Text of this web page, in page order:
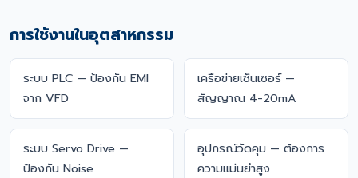
การใช้งานในอุตสาหกรรม
ระบบ PLC — ป้องกัน EMI
จาก VFD
เครือข่ายเซ็นเซอร์ —
สัญญาณ 4-20mA
ระบบ Servo Drive —
ป้องกัน Noise
อุปกรณ์วัดคุม — ต้องการ
ความแม่นยำสูง